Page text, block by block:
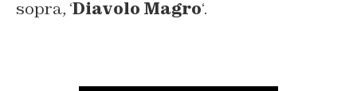
sopra, ‘Diavolo Magro‘.